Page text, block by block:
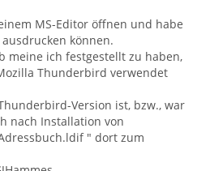
MS-Editor öffnen und habe
können.
meine ich festgestellt zu haben,
Thunderbird verwendet
Version ist, bzw., war
nach Installation von
" dort zum